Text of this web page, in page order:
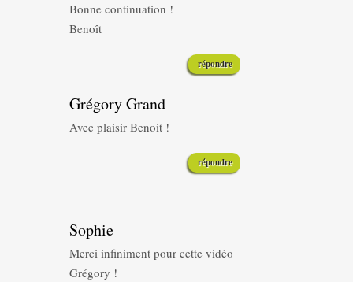
Bonne continuation !
Benoît
répondre
Grégory Grand
Avec plaisir Benoit !
répondre
Sophie
Merci infiniment pour cette vidéo
Grégory !